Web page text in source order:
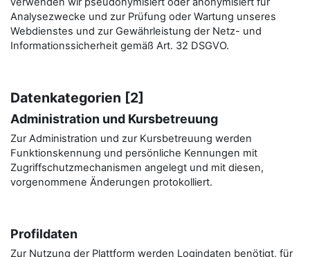
Analysezwecke und zur Prüfung oder Wartung unseres
Webdienstes und zur Gewährleistung der Netz- und
Informationssicherheit gemäß Art. 32 DSGVO.
Datenkategorien [2]
Administration und Kursbetreuung
Zur Administration und zur Kursbetreuung werden
Funktionskennung und persönliche Kennungen mit
Zugriffschutzmechanismen angelegt und mit diesen,
vorgenommene Änderungen protokolliert.
Profildaten
Zur Nutzung der Plattform werden Logindaten benötigt, für